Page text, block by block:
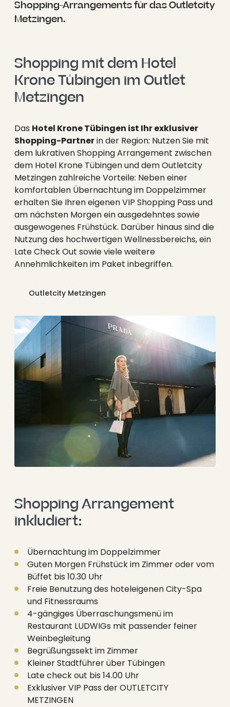
----
----
----
--
Shopping-Arrangements für das Outletcity
Metzingen.
Shopping mit dem Hotel
Krone Tübingen im Outlet
Metzingen
Das Hotel Krone Tübingen ist Ihr exklusiver
Shopping-Partnerin der Region: Nutzen Sie mit
dem lukrativen Shopping Arrangement zwischen
dem Hotel Krone Tübingen und dem Outletcity
Metzingen zahlreiche Vorteile: Neben einer
komfortablen Übernachtung im Doppelzimmer
erhalten Sie Ihren eigenen VIP Shopping Pass und
am nächsten Morgen ein ausgedehntes sowie
ausgewogenes Frühstück. Darüber hinaus sind die
Nutzung des hochwertigen Wellnessbereichs, ein
Late Check Out sowie viele weitere
Annehmlichkeiten im Paket inbegriffen.
Outletcity Metzingen
Shopping Arrangement
inkludiert:
Übernachtung im Doppelzimmer
Guten Morgen Frühstück im Zimmer oder vom
Büffet bis 10.30 Uhr
Freie Benutzung des hoteleigenen City-Spa
und Fitnessraums
4-gängiges Überraschungsmenü im
Restaurant LUDWIGs mit passender feiner
Weinbegleitung
Begrüßungssekt im Zimmer
Kleiner Stadtführer über Tübingen
Late check out bis 14.00 Uhr
Exklusiver VIP Pass der OUTLETCITY
METZINGEN